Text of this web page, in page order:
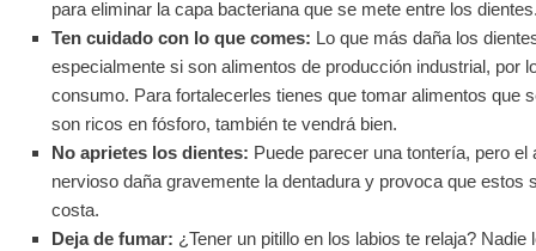
para eliminar la capa bacteriana que se mete entre los
Ten cuidado con lo que comes: Lo que más daña los
especialmente si son alimentos de producción industrial, por
consumo. Para fortalecerles tienes que tomar alimentos que
son ricos en fósforo, también te vendrá bien.
No aprietes los dientes: Puede parecer una tontería, pero
nervioso daña gravemente la dentadura y provoca que estos
costa.
Deja de fumar: ¿Tener un pitillo en los labios te relaja?